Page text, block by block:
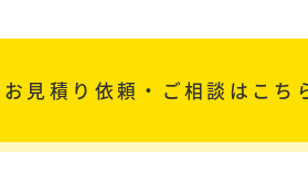
お見積り依頼・ご相談はこち